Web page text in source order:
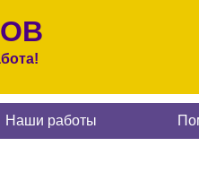
Наши работы